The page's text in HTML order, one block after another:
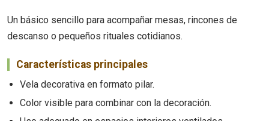
Un básico sencillo para acompañar mesas, rincones de
descanso o pequeños rituales cotidianos.
Características principales
Vela decorativa en formato pilar.
Color visible para combinar con la decoración.